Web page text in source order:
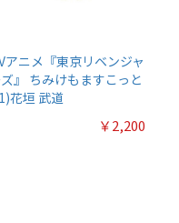
アニメ『東京リベンジャ
』 ちみけもますこっと
花垣 武道
￥2,200